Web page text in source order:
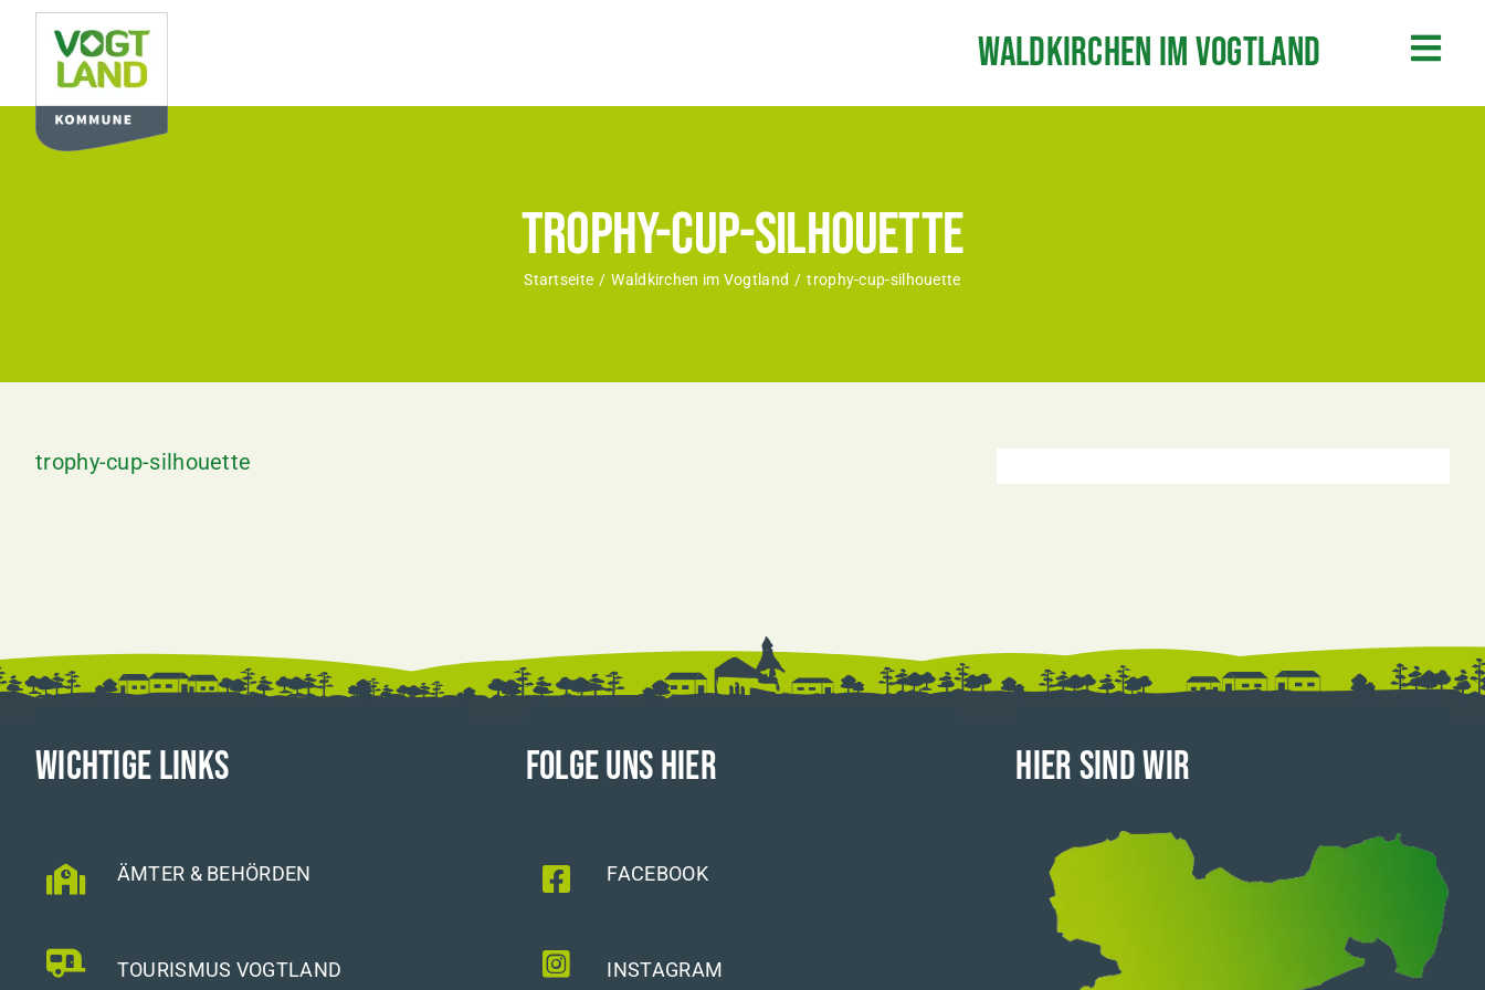
Zum
Inhalt
springen
Waldkirchen im Vogtland
trophy-cup-silhouette
Startseite Waldkirchen im Vogtland trophy-cup-silhouette
trophy-cup-silhouette
WICHTIGE LINKS
ÄMTER & BEHÖRDEN
TOURISMUS VOGTLAND
FOLGE UNS HIER
FACEBOOK
INSTAGRAM
HIER SIND WIR